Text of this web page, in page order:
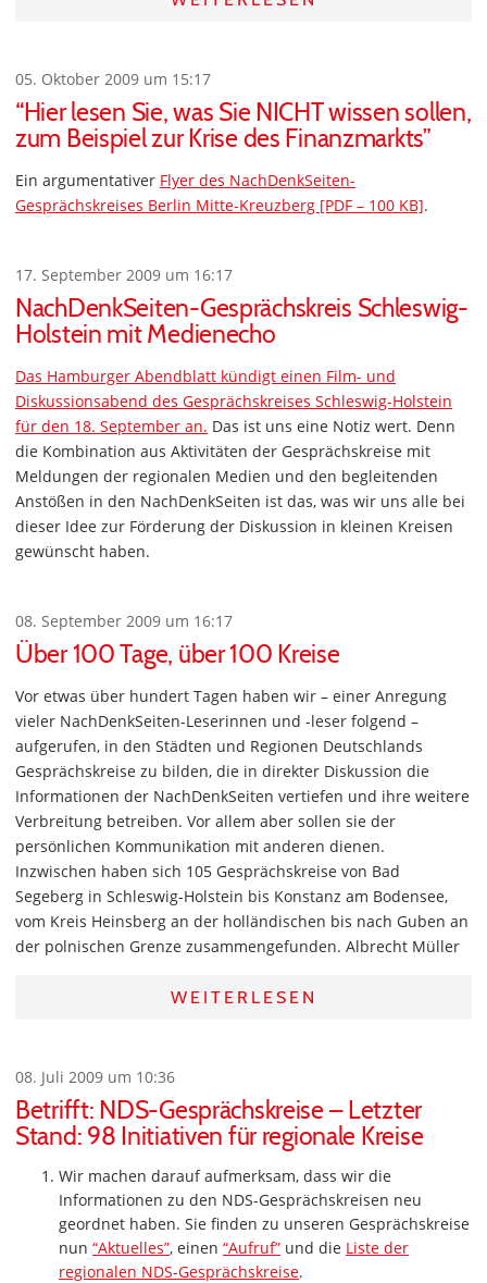
05. Oktober 2009 um 15:17
“Hier lesen Sie, was Sie NICHT wissen sollen,
zum Beispiel zur Krise des Finanzmarkts”
Ein argumentativer Flyer des NachDenkSeiten-
Gesprächskreises Berlin Mitte-Kreuzberg [PDF – 100 KB].
17. September 2009 um 16:17
NachDenkSeiten-Gesprächskreis Schleswig-
Holstein mit Medienecho
Das Hamburger Abendblatt kündigt einen Film- und
Diskussionsabend des Gesprächskreises Schleswig-Holstein
für den 18. September an. Das ist uns eine Notiz wert. Denn
die Kombination aus Aktivitäten der Gesprächskreise mit
Meldungen der regionalen Medien und den begleitenden
Anstößen in den NachDenkSeiten ist das, was wir uns alle bei
dieser Idee zur Förderung der Diskussion in kleinen Kreisen
gewünscht haben.
08. September 2009 um 16:17
Über 100 Tage, über 100 Kreise
Vor etwas über hundert Tagen haben wir – einer Anregung
vieler NachDenkSeiten-Leserinnen und -leser folgend –
aufgerufen, in den Städten und Regionen Deutschlands
Gesprächskreise zu bilden, die in direkter Diskussion die
Informationen der NachDenkSeiten vertiefen und ihre weitere
Verbreitung betreiben. Vor allem aber sollen sie der
persönlichen Kommunikation mit anderen dienen.
Inzwischen haben sich 105 Gesprächskreise von Bad
Segeberg in Schleswig-Holstein bis Konstanz am Bodensee,
vom Kreis Heinsberg an der holländischen bis nach Guben an
der polnischen Grenze zusammengefunden. Albrecht Müller
WEITERLESEN
08. Juli 2009 um 10:36
Betrifft: NDS-Gesprächskreise – Letzter
Stand: 98 Initiativen für regionale Kreise
Wir machen darauf aufmerksam, dass wir die
Informationen zu den NDS-Gesprächskreisen neu
geordnet haben. Sie finden zu unseren Gesprächskreise
nun “Aktuelles”, einen “Aufruf” und die Liste der
regionalen NDS-Gesprächskreise.